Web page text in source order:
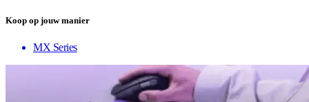
Koop op jouw manier
MX Series